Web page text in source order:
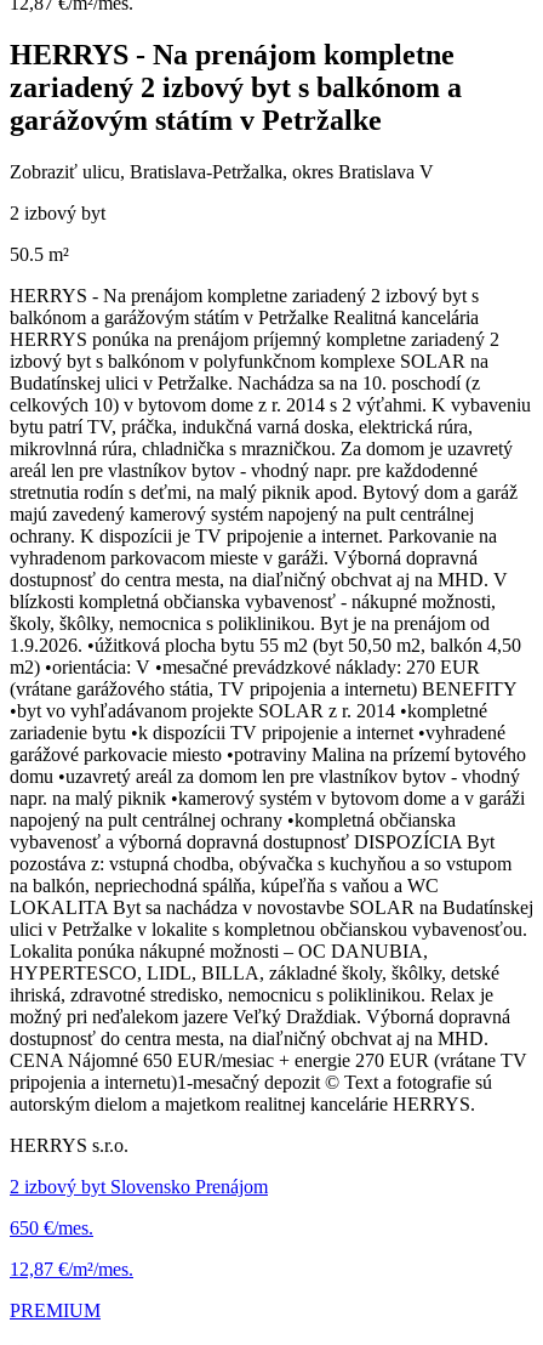
HERRYS - Na prenájom kompletne
zariadený 2 izbový byt s balkónom a
garážovým státím v Petržalke
Zobraziť ulicu, Bratislava-Petržalka, okres Bratislava V
2 izbový byt
50.5 m²
HERRYS - Na prenájom kompletne zariadený 2 izbový byt s
balkónom a garážovým státím v Petržalke Realitná kancelária
HERRYS ponúka na prenájom príjemný kompletne zariadený 2
izbový byt s balkónom v polyfunkčnom komplexe SOLAR na
Budatínskej ulici v Petržalke. Nachádza sa na 10. poschodí (z
celkových 10) v bytovom dome z r. 2014 s 2 výťahmi. K vybaveniu
bytu patrí TV, práčka, indukčná varná doska, elektrická rúra,
mikrovlnná rúra, chladnička s mrazničkou. Za domom je uzavretý
areál len pre vlastníkov bytov - vhodný napr. pre každodenné
stretnutia rodín s deťmi, na malý piknik apod. Bytový dom a garáž
majú zavedený kamerový systém napojený na pult centrálnej
ochrany. K dispozícii je TV pripojenie a internet. Parkovanie na
vyhradenom parkovacom mieste v garáži. Výborná dopravná
dostupnosť do centra mesta, na diaľničný obchvat aj na MHD. V
blízkosti kompletná občianska vybavenosť - nákupné možnosti,
školy, škôlky, nemocnica s poliklinikou. Byt je na prenájom od
1.9.2026. •úžitková plocha bytu 55 m2 (byt 50,50 m2, balkón 4,50
m2) •orientácia: V •mesačné prevádzkové náklady: 270 EUR
(vrátane garážového státia, TV pripojenia a internetu) BENEFITY
•byt vo vyhľadávanom projekte SOLAR z r. 2014 •kompletné
zariadenie bytu •k dispozícii TV pripojenie a internet •vyhradené
garážové parkovacie miesto •potraviny Malina na prízemí bytového
domu •uzavretý areál za domom len pre vlastníkov bytov - vhodný
napr. na malý piknik •kamerový systém v bytovom dome a v garáži
napojený na pult centrálnej ochrany •kompletná občianska
vybavenosť a výborná dopravná dostupnosť DISPOZÍCIA Byt
pozostáva z: vstupná chodba, obývačka s kuchyňou a so vstupom
na balkón, nepriechodná spálňa, kúpeľňa s vaňou a WC
LOKALITA Byt sa nachádza v novostavbe SOLAR na Budatínskej
ulici v Petržalke v lokalite s kompletnou občianskou vybavenosťou.
Lokalita ponúka nákupné možnosti – OC DANUBIA,
HYPERTESCO, LIDL, BILLA, základné školy, škôlky, detské
ihriská, zdravotné stredisko, nemocnicu s poliklinikou. Relax je
možný pri neďalekom jazere Veľký Draždiak. Výborná dopravná
dostupnosť do centra mesta, na diaľničný obchvat aj na MHD.
CENA Nájomné 650 EUR/mesiac + energie 270 EUR (vrátane TV
pripojenia a internetu)1-mesačný depozit © Text a fotografie sú
autorským dielom a majetkom realitnej kancelárie HERRYS.
HERRYS s.r.o.
2 izbový byt Slovensko Prenájom
650 €/mes.
12,87 €/m²/mes.
PREMIUM